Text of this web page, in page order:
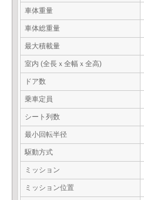
車体重量
車体総重量
最大積載量
室内 (全長ｘ全幅ｘ全高)
ドア数
乗車定員
シート列数
最小回転半径
駆動方式
ミッション
ミッション位置